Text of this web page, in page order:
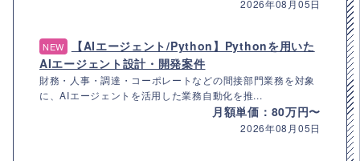
2026年08月05日
NEW
【AIエージェント/Python】Pythonを用いた
AIエージェント設計・開発案件
財務・人事・調達・コーポレートなどの間接部門業務を対象
に、AIエージェントを活用した業務自動化を推...
月額単価：80万円〜
2026年08月05日